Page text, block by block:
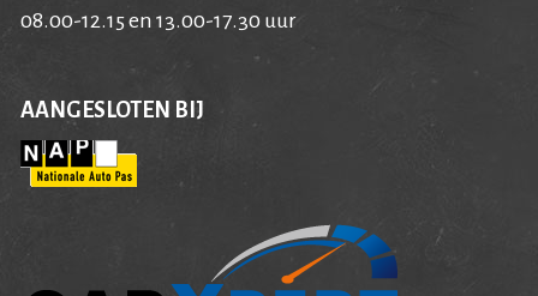
08.00-12.15 en 13.00-17.30 uur
AANGESLOTEN BIJ